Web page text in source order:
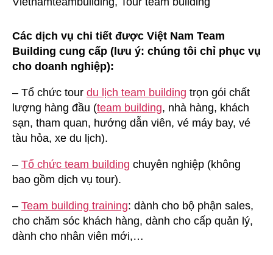
Các dịch vụ chi tiết được Việt Nam Team
Building cung cấp (lưu ý: chúng tôi chỉ phục vụ
cho doanh nghiệp):
– Tổ chức tour du lịch team building trọn gói chất
lượng hàng đầu (team building, nhà hàng, khách
sạn, tham quan, hướng dẫn viên, vé máy bay, vé
tàu hỏa, xe du lịch).
– Tổ chức team building chuyên nghiệp (không
bao gồm dịch vụ tour).
– Team building training: dành cho bộ phận sales,
cho chăm sóc khách hàng, dành cho cấp quản lý,
dành cho nhân viên mới,…